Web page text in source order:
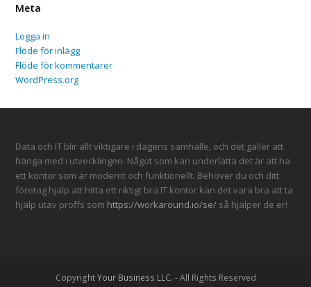
Meta
Logga in
Flöde för inlägg
Flöde för kommentarer
WordPress.org
Data och IT blir allt viktigare i dagens samhälle, och det gäller att
hänga med i utvecklingen. Något som kan underlätta det är att ha
ett kontor som är modernt och funktionellt. Behöver du och ditt
företag hjälp att hitta ett riktigt bra IT kontor kan det vara bra att ta
hjälp utav proffs som https://workaround.io/se/ så hjälper de er!
CopyrightYour Business LLC. - All Rights Reserved